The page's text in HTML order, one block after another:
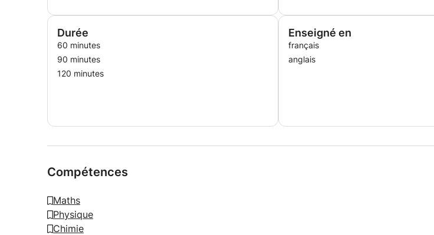
Durée
60 minutes
90 minutes
120 minutes
Enseigné en
français
anglais
Compétences
Maths
Physique
Chimie